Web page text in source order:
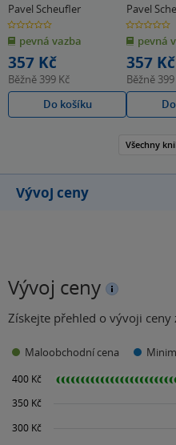
Pavel Scheufler
0.0
z
5
hvězdiček
pevná vazba
357 Kč
Běžně 399 Kč
Do košíku
Pavel
0.0
z
5
hvězdiček
pevná
357 Kč
Běžně
Všechny
Vývoj ceny
Vývoj ceny
Získejte přehled o vývoji ceny
Maloobchodní cena